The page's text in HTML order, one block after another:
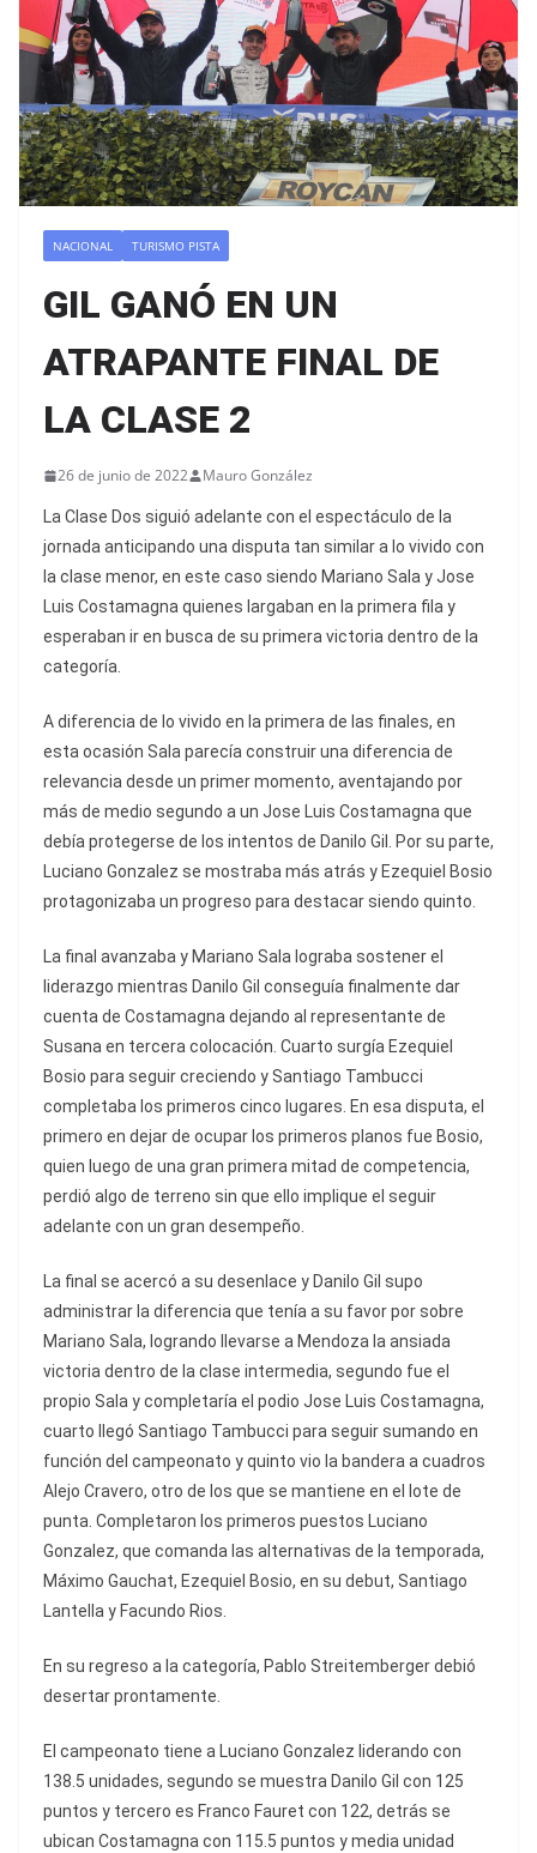
NACIONAL TURISMO PISTA
GIL GANÓ EN UN
ATRAPANTE FINAL DE
LA CLASE 2
26 de junio de 2022 Mauro González
La Clase Dos siguió adelante con el espectáculo de la
jornada anticipando una disputa tan similar a lo vivido con
la clase menor, en este caso siendo Mariano Sala y Jose
Luis Costamagna quienes largaban en la primera fila y
esperaban ir en busca de su primera victoria dentro de la
categoría.
A diferencia de lo vivido en la primera de las finales, en
esta ocasión Sala parecía construir una diferencia de
relevancia desde un primer momento, aventajando por
más de medio segundo a un Jose Luis Costamagna que
debía protegerse de los intentos de Danilo Gil. Por su parte,
Luciano Gonzalez se mostraba más atrás y Ezequiel Bosio
protagonizaba un progreso para destacar siendo quinto.
La final avanzaba y Mariano Sala lograba sostener el
liderazgo mientras Danilo Gil conseguía finalmente dar
cuenta de Costamagna dejando al representante de
Susana en tercera colocación. Cuarto surgía Ezequiel
Bosio para seguir creciendo y Santiago Tambucci
completaba los primeros cinco lugares. En esa disputa, el
primero en dejar de ocupar los primeros planos fue Bosio,
quien luego de una gran primera mitad de competencia,
perdió algo de terreno sin que ello implique el seguir
adelante con un gran desempeño.
La final se acercó a su desenlace y Danilo Gil supo
administrar la diferencia que tenía a su favor por sobre
Mariano Sala, logrando llevarse a Mendoza la ansiada
victoria dentro de la clase intermedia, segundo fue el
propio Sala y completaría el podio Jose Luis Costamagna,
cuarto llegó Santiago Tambucci para seguir sumando en
función del campeonato y quinto vio la bandera a cuadros
Alejo Cravero, otro de los que se mantiene en el lote de
punta. Completaron los primeros puestos Luciano
Gonzalez, que comanda las alternativas de la temporada,
Máximo Gauchat, Ezequiel Bosio, en su debut, Santiago
Lantella y Facundo Rios.
En su regreso a la categoría, Pablo Streitemberger debió
desertar prontamente.
El campeonato tiene a Luciano Gonzalez liderando con
138.5 unidades, segundo se muestra Danilo Gil con 125
puntos y tercero es Franco Fauret con 122, detrás se
ubican Costamagna con 115.5 puntos y media unidad